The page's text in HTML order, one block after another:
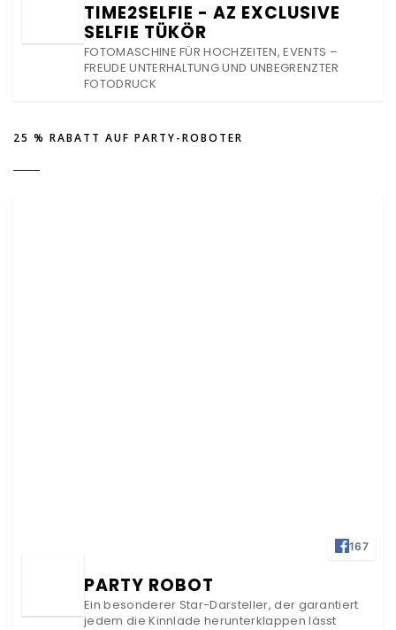
TIME2SELFIE - AZ EXCLUSIVE
SELFIE TÜKÖR
FOTOMASCHINE FÜR HOCHZEITEN, EVENTS –
FREUDE UNTERHALTUNG UND UNBEGRENZTER
FOTODRUCK
25 % RABATT AUF PARTY-ROBOTER
167
PARTY ROBOT
Ein besonderer Star-Darsteller, der garantiert
jedem die Kinnlade herunterklappen lässt